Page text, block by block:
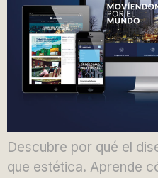
Descubre por qué el
que estética. Aprende